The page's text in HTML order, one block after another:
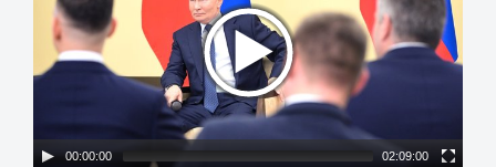
00:00:00 02:09:00